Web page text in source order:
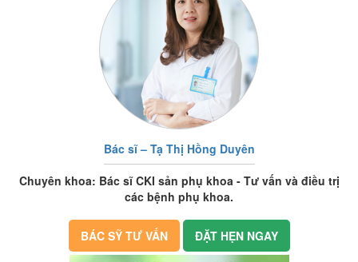
Bác sĩ – Tạ Thị Hồng Duyên
Chuyên khoa: Bác sĩ CKI sản phụ khoa - Tư vấn và điều trị
các bệnh phụ khoa.
BÁC SỸ TƯ VẤN ĐẶT HẸN NGAY